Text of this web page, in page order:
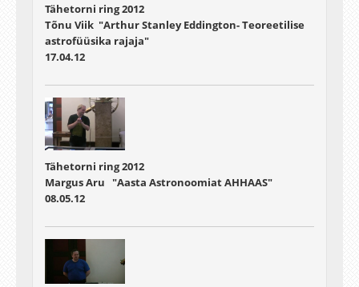
Tähetorni ring 2012
Tõnu Viik "Arthur Stanley Eddington- Teoreetilise
astrofüüsika rajaja"
17.04.12
Tähetorni ring 2012
Margus Aru "Aasta Astronoomiat AHHAAS"
08.05.12